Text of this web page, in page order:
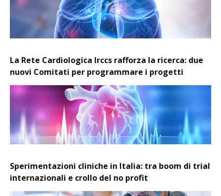
La Rete Cardiologica Irccs rafforza la ricerca: due
nuovi Comitati per programmare i progetti
Sperimentazioni cliniche in Italia: tra boom di trial
internazionali e crollo del no profit